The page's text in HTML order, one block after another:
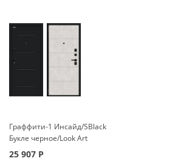
Граффити-1 Инсайд/SBlack
Букле черное/Look Art
25 907 Р